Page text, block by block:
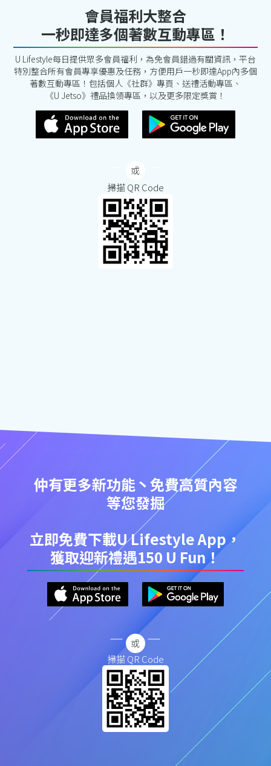
會員福利大整合
一秒即達多個著數互動專區！
U Lifestyle每日提供眾多會員福利，為免會員錯過有關資訊，平台
特別整合所有會員專享優惠及任務，方便用戶一秒即達App內多個
著數互動專區！包括個人《社群》專頁、送禮活動專區、
《U Jetso》禮品換領專區，以及更多限定獎賞！
掃描 QR Code
仲有更多新功能丶免費高質內容
等您發掘
立即免費下載U Lifestyle App，
獲取迎新禮遇150 U Fun！
掃描 QR Code